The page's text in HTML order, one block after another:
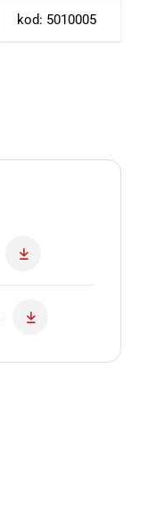
kod: 5010005